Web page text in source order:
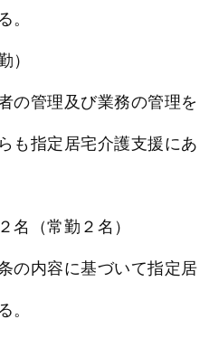
。
の管理及び業務の管理を
も指定居宅介護支援にあ
（常勤２名）
の内容に基づいて指定居
。